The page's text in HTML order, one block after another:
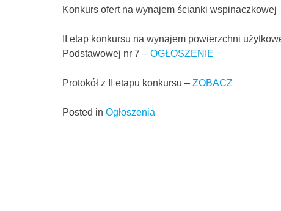
Konkurs ofert na wynajem ścianki wspinaczkowej
II etap konkursu na wynajem powierzchni
Podstawowej nr 7 – OGŁOSZENIE
Protokół z II etapu konkursu – ZOBACZ
Posted in Ogłoszenia